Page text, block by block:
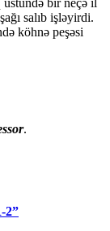
bir neçə il
salıb işləyirdi.
köhnə peşəsi
.
2”